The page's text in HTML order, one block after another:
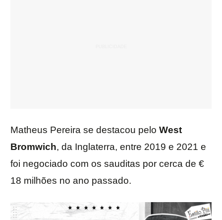
Matheus Pereira se destacou pelo West
Bromwich, da Inglaterra, entre 2019 e 2021 e
foi negociado com os sauditas por cerca de €
18 milhões no ano passado.